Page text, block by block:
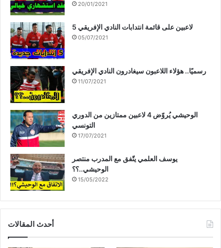
20/01/2021
5 لاعبين على قائمة انتدابات النادي الإفريقي
05/07/2021
رسميًا.. هؤلاء اللاعبون سيغادرون النادي الإفريقي
11/07/2021
الوحيشي يُروّض 4 لاعبين ممتازين من الدوري
التونسي
17/07/2021
يوسف العلمي يتّفق مع المدرب منتصر
الوحيشي..؟؟
15/05/2022
أحدث المقالات